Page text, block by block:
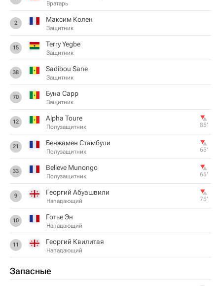
Вратарь
2 Максим Колен
Защитник
15 Terry Yegbe
Защитник
38 Sadibou Sane
Защитник
70 Буна Сарр
Защитник
12 Alpha Toure
Полузащитник 85‎’‎
21 Бенжамен Стамбули
Полузащитник 65‎’‎
33 Believe Munongo
Полузащитник 65‎’‎
9 Георгий Абуашвили
Нападающий 75‎’‎
10 Готье Эн
Нападающий
11 Георгий Квилитая
Нападающий
Запасные